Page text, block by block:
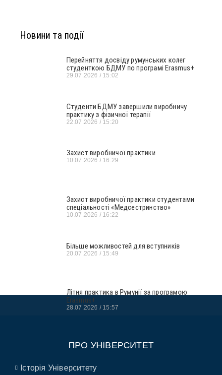
Новини та події
Перейняття досвіду румунських колег
студенткою БДМУ по програмі Erasmus+
29.07.2026 15:02
Студенти БДМУ завершили виробничу
практику з фізичної терапії
22.07.2026 15:20
Захист виробничої практики
10.07.2026 16:29
Захист виробничої практики студентами
спеціальності «Медсестринство»
10.07.2026 16:22
Більше можливостей для вступників
20.07.2026 15:49
Літня практика в Румунії за програмою
Erasmus+
28.07.2026 15:57
ПРО УНІВЕРСИТЕТ
Історія Університету